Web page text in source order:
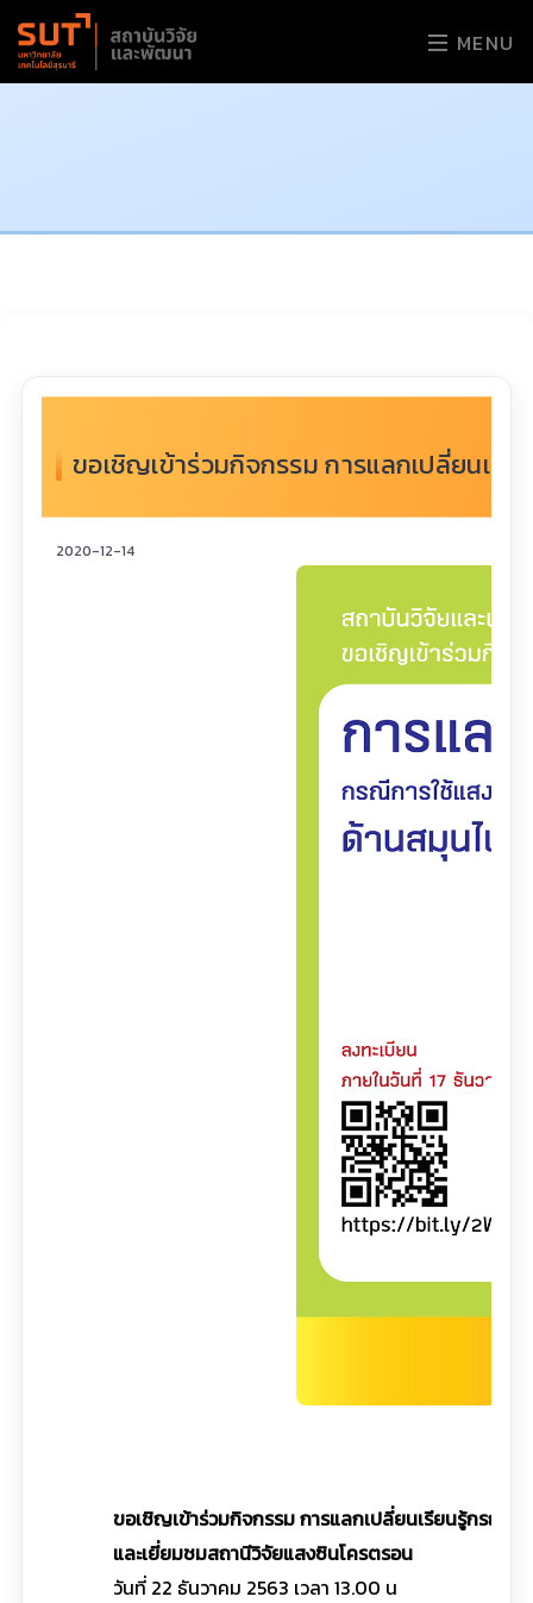
MENU
ขอเชิญเข้าร่วมกิจกรรม การแลกเปลี่ยนเรี
2020-12-14
ขอเชิญเข้าร่วมกิจกรรม การแลกเปลี่ยนเรียนรู้กรณีก
และเยี่ยมชมสถานีวิจัยแสงซินโครตรอน
วันที่ 22 ธันวาคม 2563 เวลา 13.00 น